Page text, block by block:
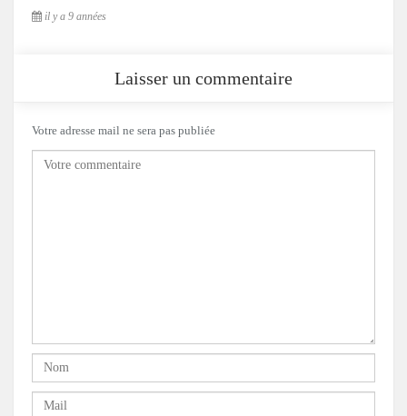
il y a 9 années
Laisser un commentaire
Votre adresse mail ne sera pas publiée